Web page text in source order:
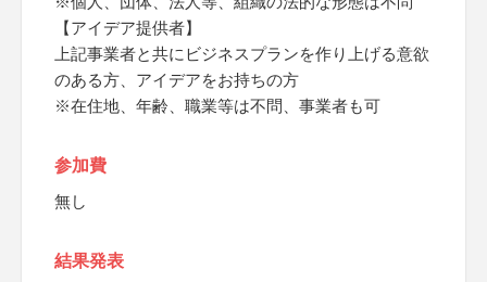
【アイデア提供者】
上記事業者と共にビジネスプランを作り上げる意欲
のある方、アイデアをお持ちの方
※在住地、年齢、職業等は不問、事業者も可
参加費
無し
結果発表